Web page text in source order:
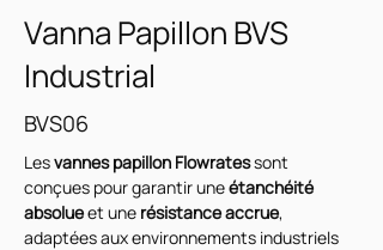
Vanna Papillon BVS
Industrial
BVS06
Les vannes papillon Flowrates sont
conçues pour garantir une étanchéité
absolue et une résistance accrue,
adaptées aux environnements industriels